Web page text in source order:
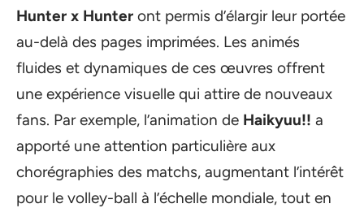
Hunter x Hunter ont permis d’élargir leur portée
au-delà des pages imprimées. Les animés
fluides et dynamiques de ces œuvres offrent
une expérience visuelle qui attire de nouveaux
fans. Par exemple, l’animation de Haikyuu!! a
apporté une attention particulière aux
chorégraphies des matchs, augmentant l’intérêt
pour le volley-ball à l’échelle mondiale, tout en